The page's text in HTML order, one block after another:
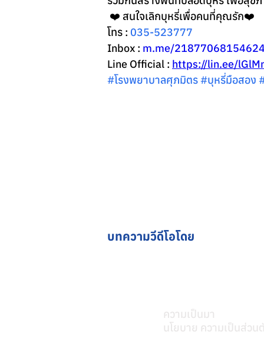
❤️ สนใจเลิกบุหรี่เพื่อคนที่คุณรัก❤️
โทร : 035-523777
Inbox : m.me/
Line Official : https://lin.ee/
#โรงพยาบาลศุภมิตร #บุหรี่มือสอง
บทความวีดีโอโดย
ความเป็นมา
นโยบาย ความเป็นส่วน